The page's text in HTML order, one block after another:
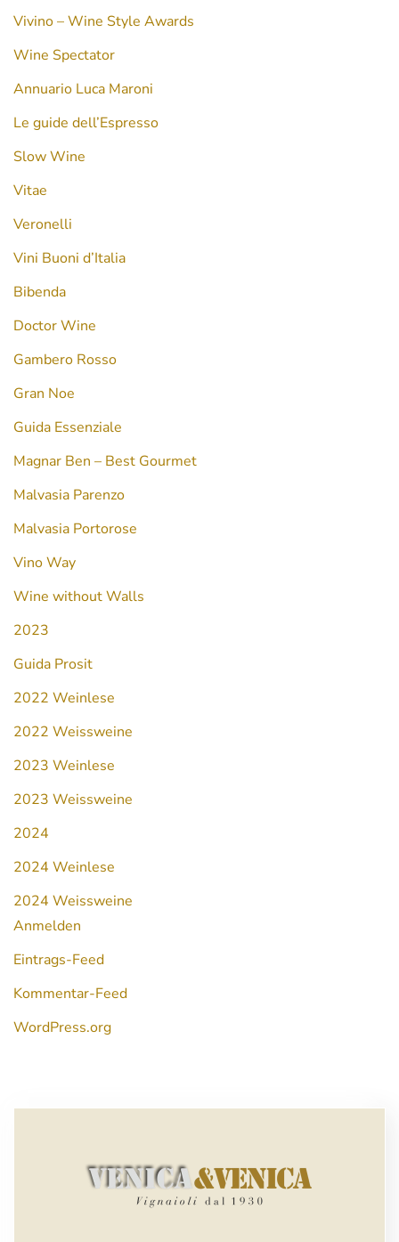
Vivino – Wine Style Awards
Wine Spectator
Annuario Luca Maroni
Le guide dell’Espresso
Slow Wine
Vitae
Veronelli
Vini Buoni d’Italia
Bibenda
Doctor Wine
Gambero Rosso
Gran Noe
Guida Essenziale
Magnar Ben – Best Gourmet
Malvasia Parenzo
Malvasia Portorose
Vino Way
Wine without Walls
2023
Guida Prosit
2022 Weinlese
2022 Weissweine
2023 Weinlese
2023 Weissweine
2024
2024 Weinlese
2024 Weissweine
Anmelden
Eintrags-Feed
Kommentar-Feed
WordPress.org